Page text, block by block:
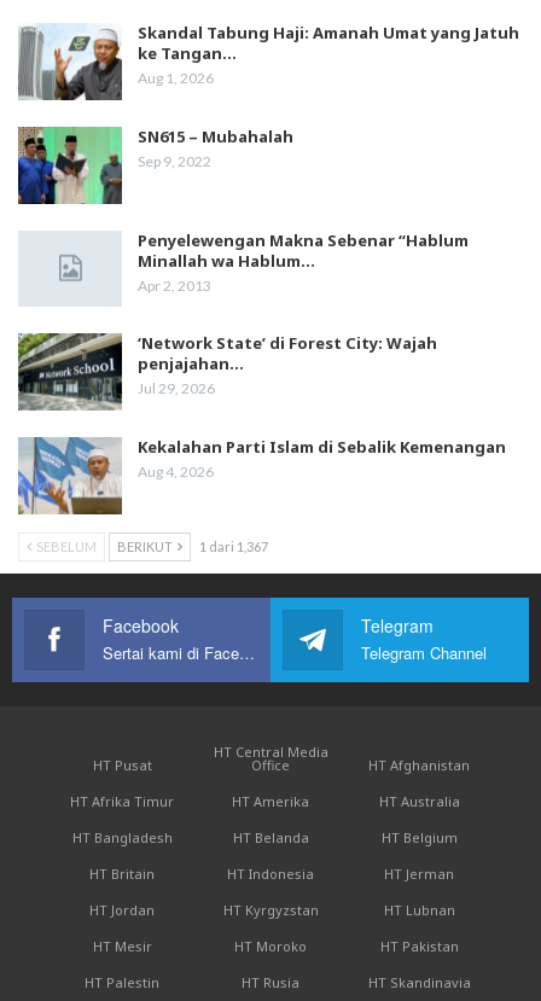
Skandal Tabung Haji: Amanah Umat yang Jatuh
ke Tangan…
Aug 1, 2026
SN615 – Mubahalah
Sep 9, 2022
Penyelewengan Makna Sebenar “Hablum
Minallah wa Hablum…
Apr 2, 2013
‘Network State’ di Forest City: Wajah
penjajahan…
Jul 29, 2026
Kekalahan Parti Islam di Sebalik Kemenangan
Aug 4, 2026
SEBELUM BERIKUT 1 dari 1,367
Facebook
Sertai kami di Facebook
Telegram
Telegram Channel
HT Pusat
HT Central Media
Office
HT Afghanistan
HT Afrika Timur
HT Amerika
HT Australia
HT Bangladesh
HT Belanda
HT Belgium
HT Britain
HT Indonesia
HT Jerman
HT Jordan
HT Kyrgyzstan
HT Lubnan
HT Mesir
HT Moroko
HT Pakistan
HT Palestin
HT Rusia HT Skandinavia